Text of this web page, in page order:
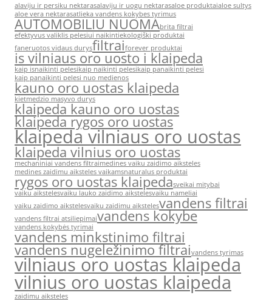
alaviju ir persiku nektarasalaviju ir uogu nektarasaloe produktaialoe sultys
aloe vera nektarasatlieka vandens kokybes tyrimus
AUTOMOBILIU NUOMAbrita filtrai
efektyvus valiklis pelesiui naikintiekologiški produktai
faneruotos vidaus durysfiltraiforever produktai
is vilniaus oro uosto i klaipeda
kaip isnaikinti pelesikaip naikinti pelesikaip panaikinti pelesi
kaip panaikinti pelesi nuo medienos
kauno oro uostas klaipeda
kietmedzio masyvo durys
klaipeda kauno oro uostas
klaipeda rygos oro uostas
klaipeda vilniaus oro uostas
klaipeda vilnius oro uostas
mechaniniai vandens filtraimedines vaiku zaidimo aiksteles
medines zaidimu aiksteles vaikamsnaturalus produktai
rygos oro uostas klaipedasveikai mitybai
vaiku aikstelesvaiku lauko zaidimo aikstelesvaiku nameliai
vaiku zaidimo aikstelesvaiku zaidimu aikstelesvandens filtrai
vandens filtrai atsiliepimaivandens kokybe
vandens kokybės tyrimai
vandens minkstinimo filtrai
vandens nugeležinimo filtraivandens tyrimas
vilniaus oro uostas klaipeda
vilnius oro uostas klaipeda
zaidimu aiksteles